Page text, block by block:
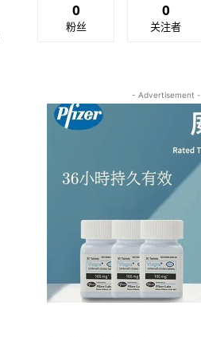
0
粉丝
0
关注者
- Advertisement -